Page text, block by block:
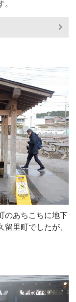
のあちこちに地下
里町でしたが、